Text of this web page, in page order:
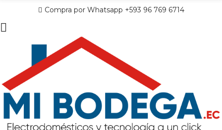
Compra por Whatsapp +593 96 769 6714